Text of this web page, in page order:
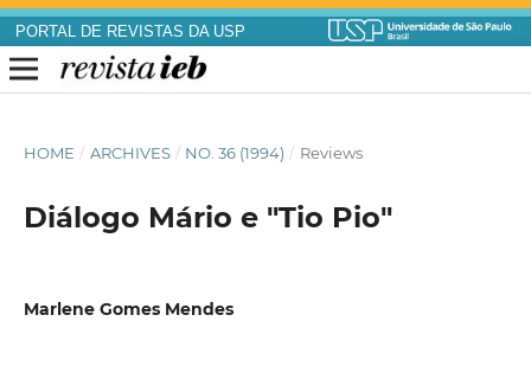
PORTAL DE REVISTAS DA USP
HOME / ARCHIVES / NO. 36 (1994) / Reviews
Diálogo Mário e "Tio Pio"
Marlene Gomes Mendes